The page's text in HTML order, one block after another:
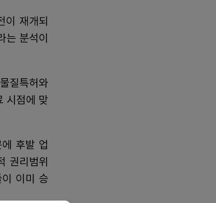
이 재개되
분석이
질특허와
시점에 맞
후발 업
권리범위
이미 승